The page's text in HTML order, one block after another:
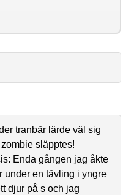
tranbär lärde väl sig
släpptes!
Enda gången jag åkte
under en tävling i yngre
djur på s och jag